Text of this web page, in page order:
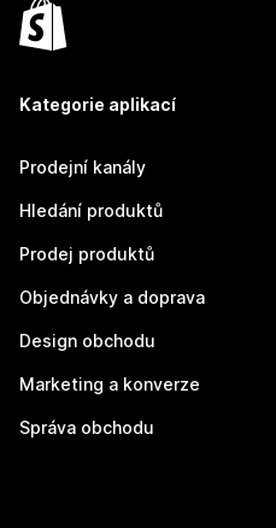
Kategorie aplikací
Prodejní kanály
Hledání produktů
Prodej produktů
Objednávky a doprava
Design obchodu
Marketing a konverze
Správa obchodu